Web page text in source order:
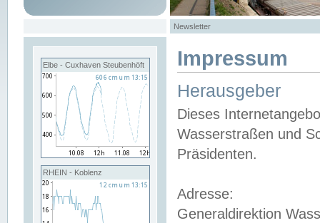
Newsletter
Elbe - Cuxhaven Steubenhöft
RHEIN - Koblenz
Impressum
Herausgeber
Dieses
Wasserstraßen und
Präsidenten.
Adresse:
Generaldirektion